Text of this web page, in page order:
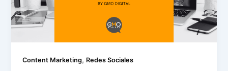
Content Marketing, Redes Sociales